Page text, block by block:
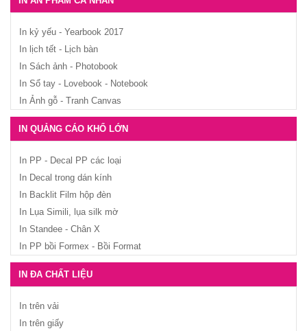
In kỷ yếu - Yearbook 2017
In lịch tết - Lịch bàn
In Sách ảnh - Photobook
In Sổ tay - Lovebook - Notebook
In Ảnh gỗ - Tranh Canvas
IN QUẢNG CÁO KHỔ LỚN
In PP - Decal PP các loại
In Decal trong dán kính
In Backlit Film hộp đèn
In Lụa Simili, lụa silk mờ
In Standee - Chân X
In PP bồi Formex - Bồi Format
IN ĐA CHẤT LIỆU
In trên vải
In trên giấy